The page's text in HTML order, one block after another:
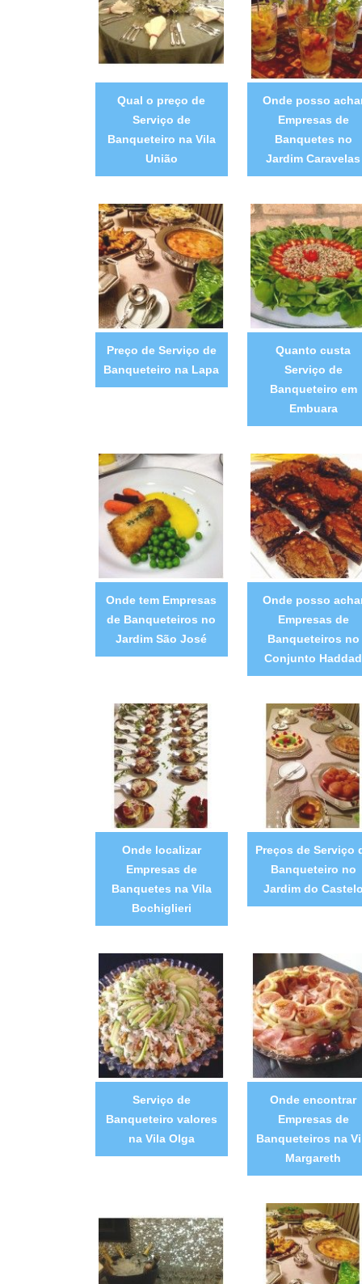
Qual o preço de
Serviço de
Banqueteiro na Vila
União
Onde posso
Empresas de
Banquetes no
Jardim Caravelas
Preço de Serviço de
Banqueteiro na Lapa
Quanto custa
Serviço de
Banqueteiro em
Embuara
Onde tem Empresas
de Banqueteiros no
Jardim São José
Onde posso
Empresas de
Banqueteiros no
Conjunto Haddad
Onde localizar
Empresas de
Banquetes na Vila
Bochiglieri
Preços de Serviço
Banqueteiro no
Jardim do
Serviço de
Banqueteiro valores
na Vila Olga
Onde encontrar
Empresas de
Banqueteiros na
Margareth